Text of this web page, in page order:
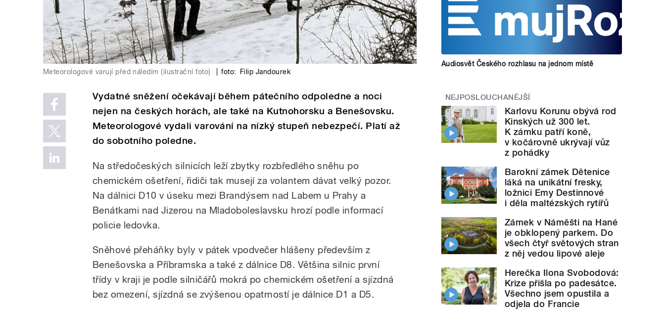
Meteorologové varují před náledím (ilustrační foto) foto: Filip Jandourek
Vydatné sněžení očekávají během pátečního odpoledne a noci
nejen na českých horách, ale také na Kutnohorsku a Benešovsku.
Meteorologové vydali varování na nízký stupeň nebezpečí. Platí až
do sobotního poledne.
Na středočeských silnicích leží zbytky rozbředlého sněhu po
chemickém ošetření, řidiči tak musejí za volantem dávat velký pozor.
Na dálnici D10 v úseku mezi Brandýsem nad Labem u Prahy a
Benátkami nad Jizerou na Mladoboleslavsku hrozí podle informací
policie ledovka.
Sněhové přeháňky byly v pátek vpodvečer hlášeny především z
Benešovska a Příbramska a také z dálnice D8. Většina silnic první
třídy v kraji je podle silničářů mokrá po chemickém ošetření a sjízdná
bez omezení, sjízdná se zvýšenou opatrností je dálnice D1 a D5.
Audiosvět Českého rozhlasu na jednom místě
NEJPOSLOUCHANĚJŠÍ
Karlovu Korunu obývá rod
Kinských už 300 let.
K zámku patří koně,
v kočárovně ukrývají vůz
z pohádky
Barokní zámek Dětenice
láká na unikátní fresky,
ložnici Emy Destinnové
i děla maltézských rytířů
Zámek v Náměšti na Hané
je obklopený parkem. Do
všech čtyř světových stran
z něj vedou lipové aleje
Herečka Ilona Svobodová:
Krize přišla po padesátce.
Všechno jsem opustila a
odjela do Francie